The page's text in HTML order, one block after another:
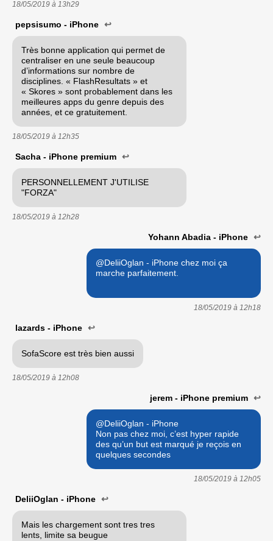
18/05/2019 à 13h29
pepsisumo - iPhone ↩
Très bonne application qui permet de
centraliser en une seule beaucoup
d’informations sur nombre de
disciplines. « FlashResultats » et
« Skores » sont probablement dans les
meilleures apps du genre depuis des
années, et ce gratuitement.
18/05/2019 à 12h35
Sacha - iPhone premium ↩
PERSONNELLEMENT J'UTILISE
"FORZA"
18/05/2019 à 12h28
Yohann Abadia - iPhone ↩
@DeliiOglan - iPhone chez moi ça
marche parfaitement.
18/05/2019 à 12h18
lazards - iPhone ↩
SofaScore est très bien aussi
18/05/2019 à 12h08
jerem - iPhone premium ↩
@DeliiOglan - iPhone
Non pas chez moi, c’est hyper rapide
des qu’un but est marqué je reçois en
quelques secondes
18/05/2019 à 12h05
DeliiOglan - iPhone ↩
Mais les chargement sont tres tres
lents, limite sa beugue